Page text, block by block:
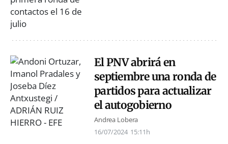
El PNV abrirá en
septiembre una ronda de
partidos para actualizar
el autogobierno
Andrea Lobera
16/07/2024 15:11h